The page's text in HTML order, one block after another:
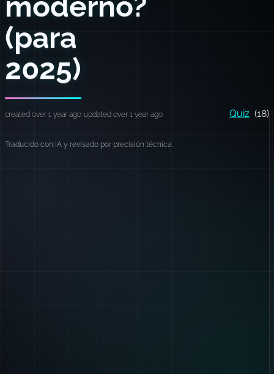
(para
2025)
created over 1 year ago updated over 1 year ago Quiz (18)
Traducido con IA y revisado por precisión técnica.